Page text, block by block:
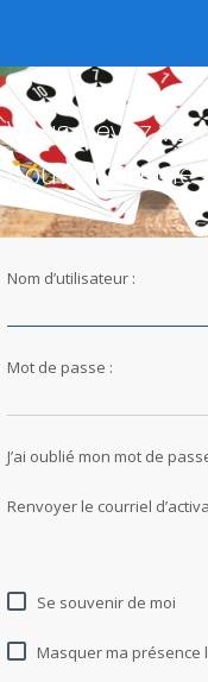
Vous devez
pouvoir citer
Nom d’utilisateur :
Mot de passe :
J’ai oublié mon mot de
Renvoyer le courriel
Se souvenir de moi
Masquer ma présence